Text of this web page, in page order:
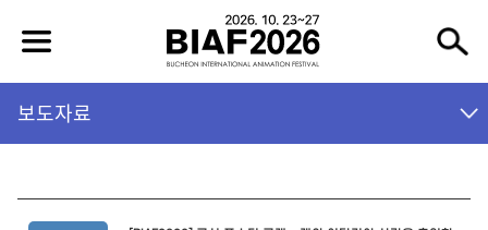
보도자료